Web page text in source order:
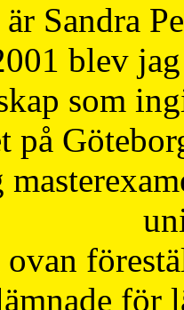
Sandra
blev
som
på
för